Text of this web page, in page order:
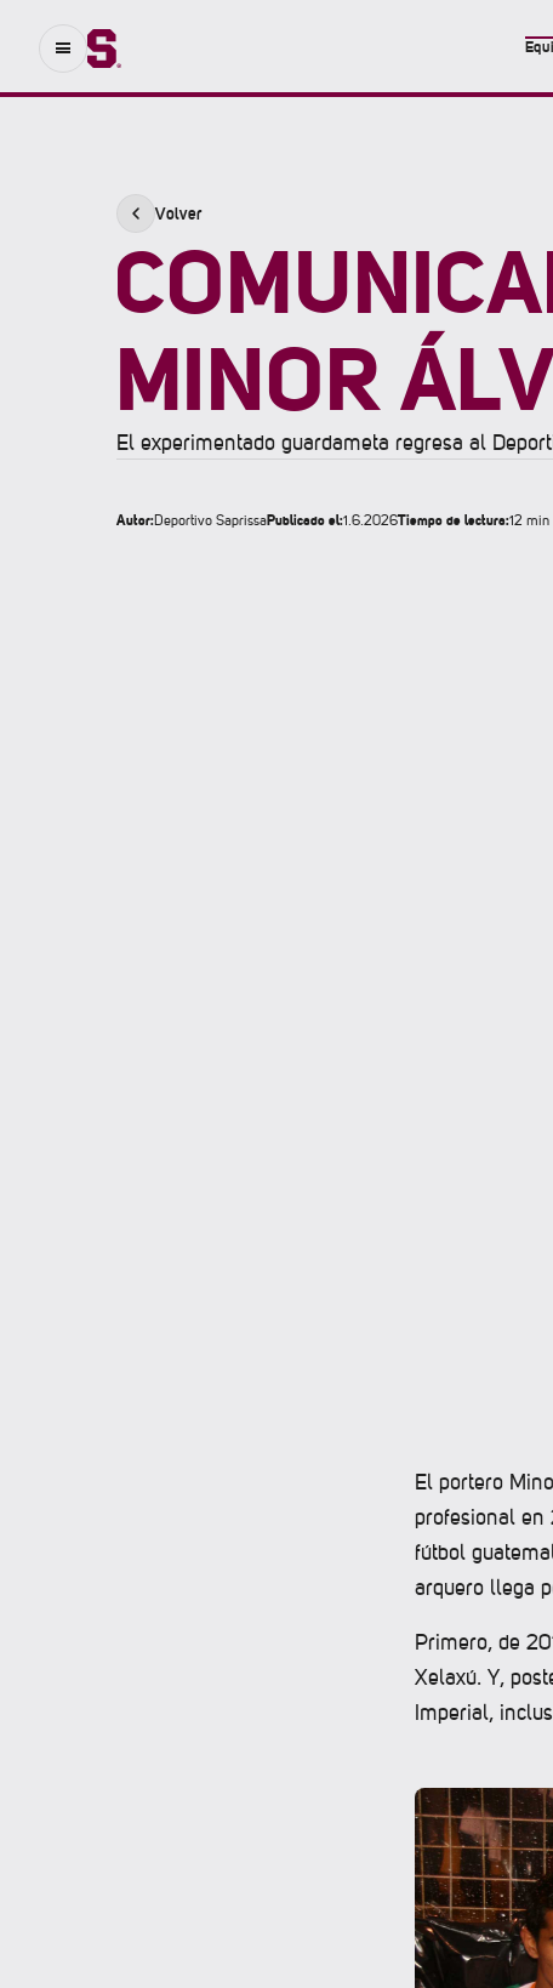
Volver
MINOR
El experimentado guardameta regresa al
Autor:Deportivo SaprissaPublicado el:1.6.2026Tiempo de lectura:12 min
El portero
profesional en
fútbol
arquero llega
Primero, de
Xelaxú. Y,
Imperial,